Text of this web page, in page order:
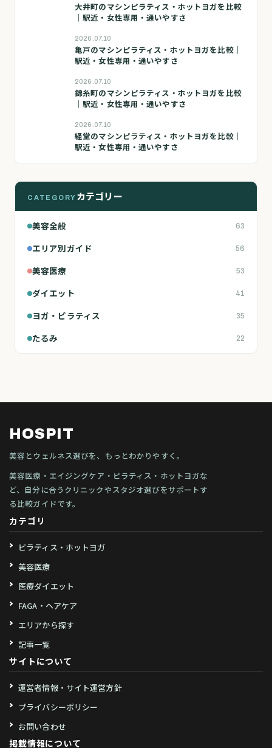
大井町のマシンピラティス・ホットヨガを比較
｜駅近・女性専用・通いやすさ
2026.07.10
亀戸のマシンピラティス・ホットヨガを比較｜
駅近・女性専用・通いやすさ
2026.07.10
錦糸町のマシンピラティス・ホットヨガを比較
｜駅近・女性専用・通いやすさ
2026.07.10
経堂のマシンピラティス・ホットヨガを比較｜
駅近・女性専用・通いやすさ
CATEGORY カテゴリー
美容全般 63
エリア別ガイド 56
美容医療 53
ダイエット 41
ヨガ・ピラティス 35
たるみ 22
HOSPIT
美容とウェルネス選びを、もっとわかりやすく。
美容医療・エイジングケア・ピラティス・ホットヨガな
ど、自分に合うクリニックやスタジオ選びをサポートす
る比較ガイドです。
カテゴリ
ピラティス・ホットヨガ
美容医療
医療ダイエット
FAGA・ヘアケア
エリアから探す
記事一覧
サイトについて
運営者情報・サイト運営方針
プライバシーポリシー
お問い合わせ
掲載情報について